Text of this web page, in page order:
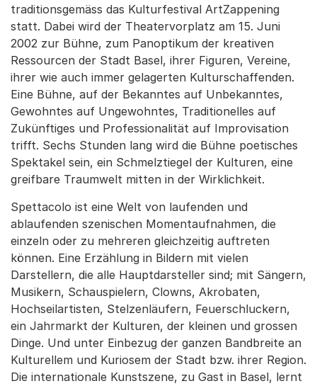
traditionsgemäss das Kulturfestival ArtZappening
statt. Dabei wird der Theatervorplatz am 15. Juni
2002 zur Bühne, zum Panoptikum der kreativen
Ressourcen der Stadt Basel, ihrer Figuren, Vereine,
ihrer wie auch immer gelagerten Kulturschaffenden.
Eine Bühne, auf der Bekanntes auf Unbekanntes,
Gewohntes auf Ungewohntes, Traditionelles auf
Zukünftiges und Professionalität auf Improvisation
trifft. Sechs Stunden lang wird die Bühne poetisches
Spektakel sein, ein Schmelztiegel der Kulturen, eine
greifbare Traumwelt mitten in der Wirklichkeit.
Spettacolo ist eine Welt von laufenden und
ablaufenden szenischen Momentaufnahmen, die
einzeln oder zu mehreren gleichzeitig auftreten
können. Eine Erzählung in Bildern mit vielen
Darstellern, die alle Hauptdarsteller sind; mit Sängern,
Musikern, Schauspielern, Clowns, Akrobaten,
Hochseilartisten, Stelzenläufern, Feuerschluckern,
ein Jahrmarkt der Kulturen, der kleinen und grossen
Dinge. Und unter Einbezug der ganzen Bandbreite an
Kulturellem und Kuriosem der Stadt bzw. ihrer Region.
Die internationale Kunstszene, zu Gast in Basel, lernt